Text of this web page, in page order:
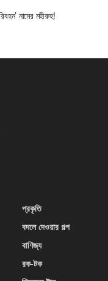
নামের মহীরুহ!
প্রকৃতি
বদলে দেওয়ার গল্প
বাণিজ্য
রক-টক